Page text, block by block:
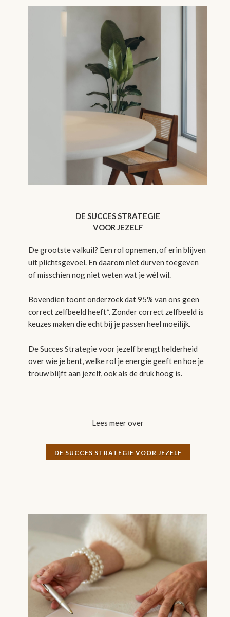
DE SUCCES STRATEGIE
VOOR JEZELF
De grootste valkuil? Een rol opnemen, of erin blijven
uit plichtsgevoel. En daarom niet durven toegeven
of misschien nog niet weten wat je wél wil.
Bovendien toont onderzoek dat 95% van ons geen
correct zelfbeeld heeft*. Zonder correct zelfbeeld is
keuzes maken die echt bij je passen heel moeilijk.
De Succes Strategie voor jezelf brengt helderheid
over wie je bent, welke rol je energie geeft en hoe je
trouw blijft aan jezelf, ook als de druk hoog is.
Lees meer over
DE SUCCES STRATEGIE VOOR JEZELF